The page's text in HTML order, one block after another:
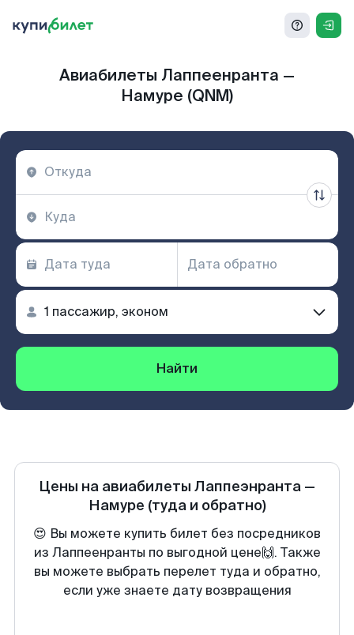
Авиабилеты Лаппеенранта —
Намуре (QNM)
Найти
Цены на авиабилеты Лаппеэнранта —
Намуре (туда и обратно)
😍 Вы можете купить билет без посредников
из Лаппеенранты по выгодной цене🙌. Также
вы можете выбрать перелет туда и обратно,
если уже знаете дату возвращения